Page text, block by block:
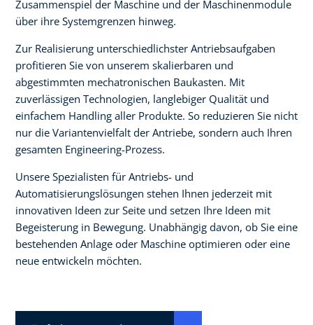
Zusammenspiel der Maschine und der Maschinenmodule
über ihre Systemgrenzen hinweg.
Zur Realisierung unterschiedlichster Antriebsaufgaben
profitieren Sie von unserem skalierbaren und
abgestimmten mechatronischen Baukasten. Mit
zuverlässigen Technologien, langlebiger Qualität und
einfachem Handling aller Produkte. So reduzieren Sie nicht
nur die Variantenvielfalt der Antriebe, sondern auch Ihren
gesamten Engineering-Prozess.
Unsere Spezialisten für Antriebs- und
Automatisierungslösungen stehen Ihnen jederzeit mit
innovativen Ideen zur Seite und setzen Ihre Ideen mit
Begeisterung in Bewegung. Unabhängig davon, ob Sie eine
bestehenden Anlage oder Maschine optimieren oder eine
neue entwickeln möchten.